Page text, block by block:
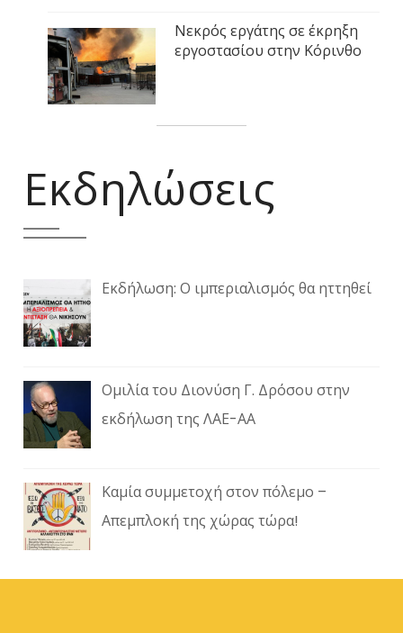
Νεκρός εργάτης σε έκρηξη
εργοστασίου στην Κόρινθο
Εκδηλώσεις
Εκδήλωση: Ο ιμπεριαλισμός θα ηττηθεί
Ομιλία του Διονύση Γ. Δρόσου στην
εκδήλωση της ΛΑΕ-ΑΑ
Καμία συμμετοχή στον πόλεμο –
Απεμπλοκή της χώρας τώρα!